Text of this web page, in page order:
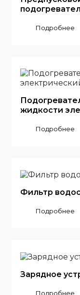
Подробнее
жидкости
Подробнее
Фильтр
Подробнее
Зарядное
Подробнее